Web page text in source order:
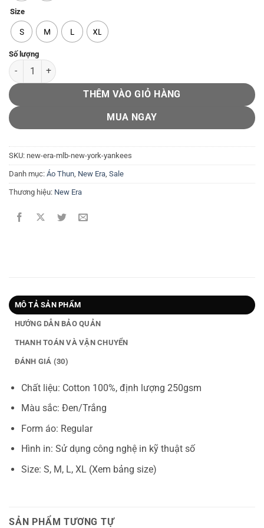
Size
S M L XL
New Era MLB New York Yankees số lượng
THÊM VÀO GIỎ HÀNG
MUA NGAY
SKU: new-era-mlb-new-york-yankees
Danh mục: Áo Thun New Era Sale
Thương hiệu: New Era
MÔ TẢ SẢN PHẨM
HƯỚNG DẪN BẢO QUẢN
THANH TOÁN VÀ VẬN CHUYỂN
ĐÁNH GIÁ (30)
Chất liệu: Cotton 100%, định lượng 250gsm
Màu sắc: Đen/Trắng
Form áo: Regular
Hình in: Sử dụng công nghệ in kỹ thuật số
Size: S, M, L, XL (Xem bảng size)
SẢN PHẨM TƯƠNG TỰ